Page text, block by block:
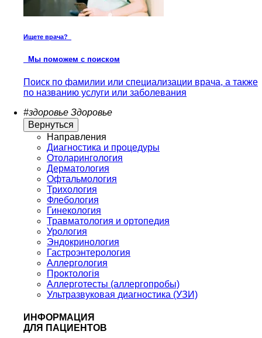
Ищете врача?
Мы поможем с поиском
Поиск по фамилии или специализации врача, а также
по названию услуги или заболевания
#здоровье Здоровье
Вернуться
Направления
Диагностика и процедуры
Отоларингология
Дерматология
Офтальмология
Трихология
Флебология
Гинекология
Травматология и ортопедия
Урология
Эндокринология
Гастроэнтерология
Аллергология
Проктологія
Аллерготесты (аллергопробы)
Ультразвуковая диагностика (УЗИ)
ИНФОРМАЦИЯ
ДЛЯ ПАЦИЕНТОВ